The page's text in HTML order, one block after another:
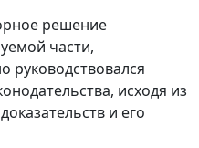
решение
части,
руководствовался
исходя из
и его